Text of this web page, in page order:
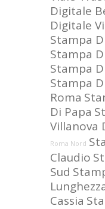
Digitale
Digitale
Stampa
Stampa
Stampa
Stampa
Roma
Di Papa
Villanova
Roma Nord
Claudio
Sud
Cassia